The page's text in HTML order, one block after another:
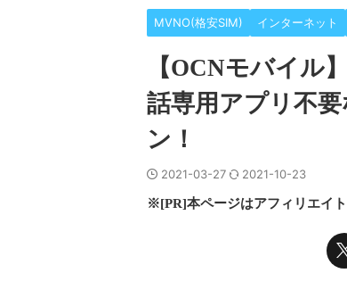
MVNO(格安SIM) インターネット
【OCNモバイル
話専用アプリ不
ン！
2021-03-27 2021-10-23
※[PR]本ページはアフィリエイ